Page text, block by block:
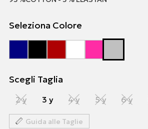
Seleziona Colore
Scegli Taglia
2 y 3 y 4 y 5 y 6 y
Guida alle Taglie